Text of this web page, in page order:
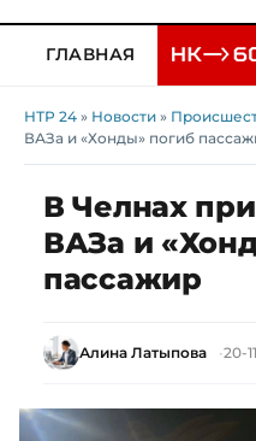
ГЛАВНАЯ
НТР 24 » Новости »
ВАЗа и «Хонды» погиб
В Челнах
ВАЗа и
пассажир
Алина Латыпова 20-